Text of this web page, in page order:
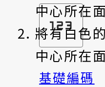
基礎編碼
中心所在面
將有白色
中心所在面